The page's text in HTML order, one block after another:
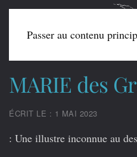
Passer au contenu
MARIE des
ÉCRIT LE : 1 MAI 2023
: Une illustre inconnue au